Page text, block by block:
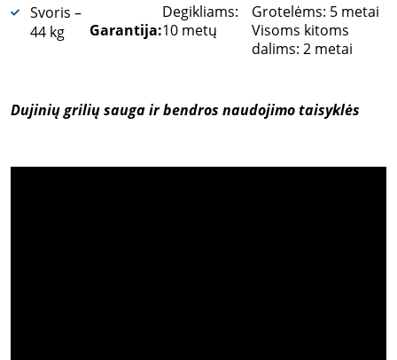
Svoris –
44 kg
Garantija:
Degikliams:
10 metų
Grotelėms: 5 metai
Visoms kitoms
dalims: 2 metai
Dujinių grilių sauga ir bendros naudojimo taisyklės